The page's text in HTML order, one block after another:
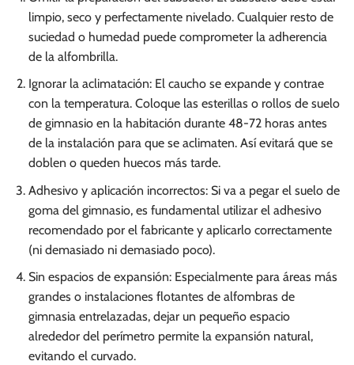
limpio, seco y perfectamente nivelado. Cualquier resto de
suciedad o humedad puede comprometer la adherencia
de la alfombrilla.
Ignorar la aclimatación: El caucho se expande y contrae
con la temperatura. Coloque las esterillas o rollos de suelo
de gimnasio en la habitación durante 48-72 horas antes
de la instalación para que se aclimaten. Así evitará que se
doblen o queden huecos más tarde.
Adhesivo y aplicación incorrectos: Si va a pegar el suelo de
goma del gimnasio, es fundamental utilizar el adhesivo
recomendado por el fabricante y aplicarlo correctamente
(ni demasiado ni demasiado poco).
Sin espacios de expansión: Especialmente para áreas más
grandes o instalaciones flotantes de alfombras de
gimnasia entrelazadas, dejar un pequeño espacio
alrededor del perímetro permite la expansión natural,
evitando el curvado.